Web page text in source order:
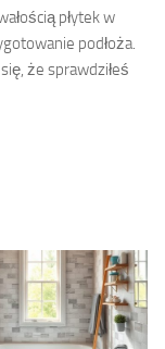
płytek w
podłoża.
że sprawdziłeś